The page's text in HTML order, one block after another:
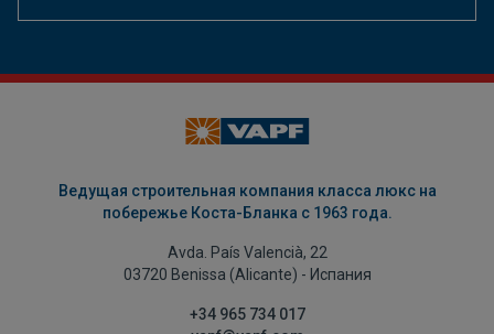
Ведущая строительная компания класса люкс на
побережье Коста-Бланка с 1963 года.
Avda. País Valencià, 22
03720 Benissa (Alicante) - Испания
+34 965 734 017